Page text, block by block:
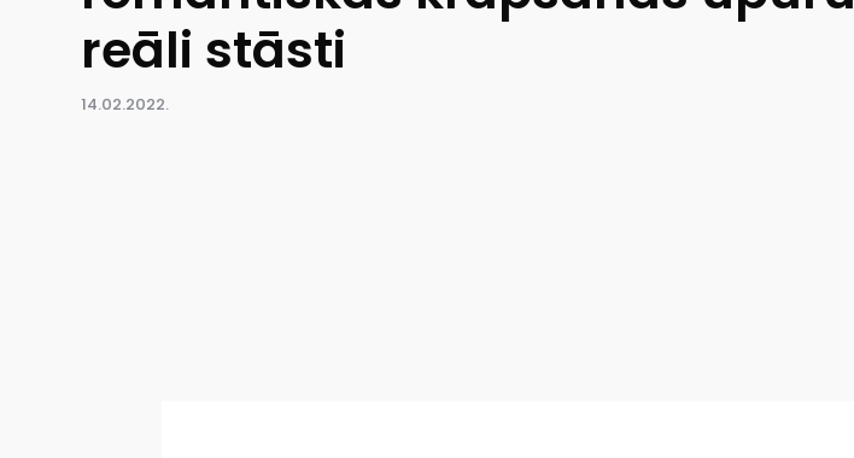
reāli stāsti
14.02.2022.